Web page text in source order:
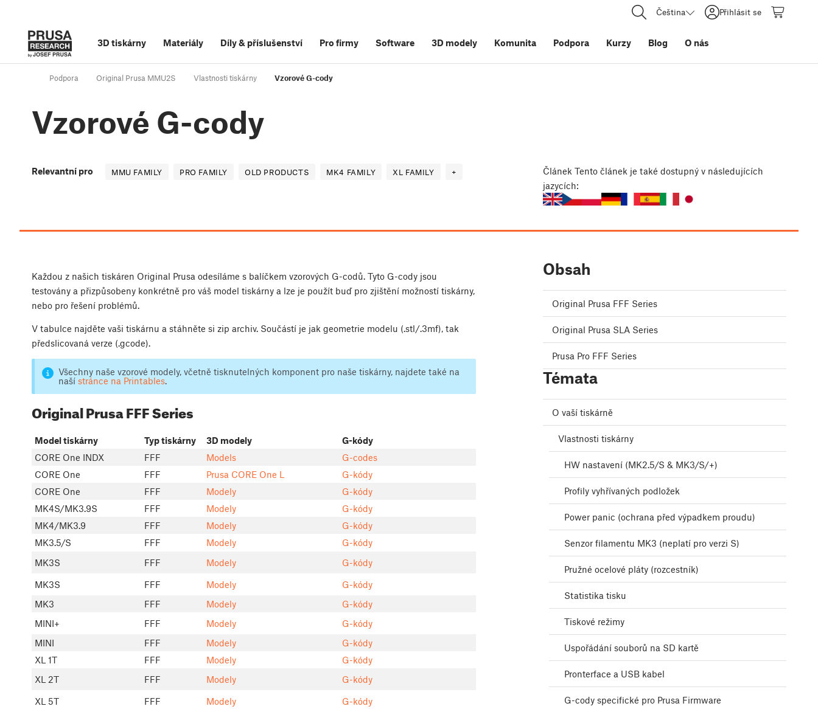
Čeština Přihlásit se
3D tiskárny Materiály Díly& příslušenství Pro firmy Software 3D modely Komunita Podpora Kurzy Blog O nás
Podpora Original Prusa MMU2S Vlastnosti tiskárny Vzorové G-cody
Vzorové G-cody
Relevantní pro MMU FAMILY PRO FAMILY OLD PRODUCTS MK4 FAMILY XL FAMILY + Článek Tento článek je také dostupný v následujících
jazycích:
Každou z našich tiskáren Original Prusa odesíláme s balíčkem vzorových G-codů. Tyto G-cody jsou
testovány a přizpůsobeny konkrétně pro váš model tiskárny a lze je použít buď pro zjištění možností tiskárny,
nebo pro řešení problémů.
V tabulce najděte vaši tiskárnu a stáhněte si zip archiv. Součástí je jak geometrie modelu (.stl/.3mf), tak
předslicovaná verze (.gcode).
Všechny naše vzorové modely, včetně tisknutelných komponent pro naše tiskárny, najdete také na
naší stránce na Printables.
Original Prusa FFF Series
Model tiskárny Typ tiskárny 3D modely
G-kódy
CORE One INDX
FFF Models
G-codes
CORE One
FFF Prusa CORE One L
G-kódy
CORE One
FFF Modely
G-kódy
MK4S/MK3.9S
FFF Modely
G-kódy
MK4/MK3.9
FFF Modely
G-kódy
MK3.5/S
FFF Modely
G-kódy
MK3S
FFF Modely
G-kódy
MK3S
FFF Modely
G-kódy
MK3
FFF Modely
G-kódy
MINI+
FFF Modely
G-kódy
MINI
FFF Modely
G-kódy
XL 1T
FFF Modely
G-kódy
XL 2T
FFF Modely
G-kódy
XL 5T
FFF Modely
G-kódy
Obsah
Original Prusa FFF Series
Original Prusa SLA Series
Prusa Pro FFF Series
Témata
O vaší tiskárně
Vlastnosti tiskárny
HW nastavení (MK2.5/S & MK3/S/+)
Profily vyhřívaných podložek
Power panic (ochrana před výpadkem proudu)
Senzor filamentu MK3 (neplatí pro verzi S)
Pružné ocelové pláty (rozcestník)
Statistika tisku
Tiskové režimy
Uspořádání souborů na SD kartě
Pronterface a USB kabel
G-cody specifické pro Prusa Firmware